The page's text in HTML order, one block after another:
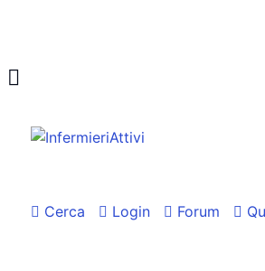
Cerca Login Forum